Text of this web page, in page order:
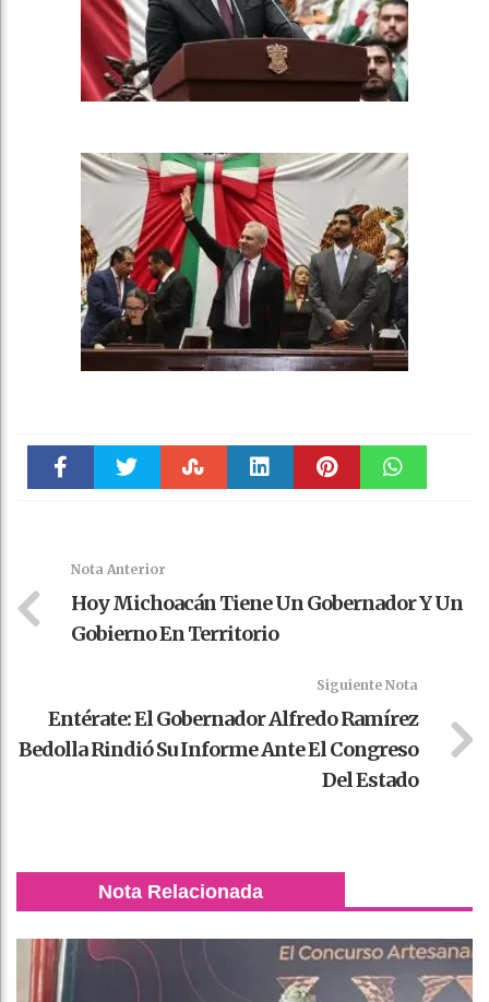
Nota Anterior
Hoy Michoacán Tiene Un Gobernador Y Un
Gobierno En Territorio
Siguiente Nota
Entérate: El Gobernador Alfredo Ramírez
Bedolla Rindió Su Informe Ante El Congreso
Del Estado
Nota Relacionada